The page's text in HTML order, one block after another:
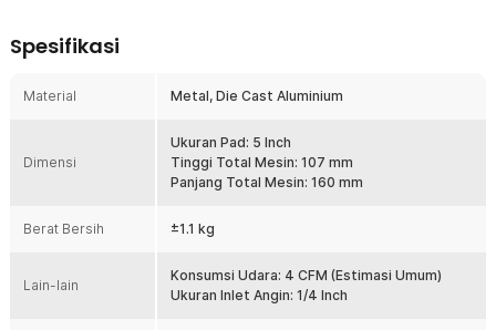
untuk menghilangkan kucing lama, meratakan depul, hingga
amplas lebih halus tanpa banyak tekanan tangan.
Menggunakan ukuran pad 5 Inch yang umum di pasaran sehingga
mudah mencari kertas amplas pengganti. Diameter ini ideal untuk
area sedang hingga luas karena tetap mudah dikontrol. Sangat
furniture.
Ditenagai tekanan udara dari kompresor, alat ini lebih ringan
dibandingkan model motor listrik konvensional. Risiko panas
Spesifikasi
Material Metal, Die Cast Aluminium
Dimensi
Ukuran Pad: 5 Inch
Tinggi Total Mesin: 107 mm
Panjang Total Mesin: 160 mm
Berat Bersih ±1.1 kg
Lain-lain
Konsumsi Udara: 4 CFM (Estimasi Umum)
Ukuran Inlet Angin: 1/4 Inch